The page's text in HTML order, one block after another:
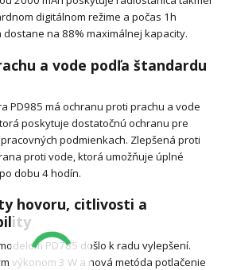
digitálnom režime a počas 1h
na 88% maximálnej kapacity.
a vode podľa štandardu
PD985 má ochranu proti prachu a vode
poskytuje dostatočnú ochranu pre
podmienkach. Zlepšená proti
proti vode, ktorá umožňuje úplné
dobu 4 hodín.
hovoru, citlivosti a
PD785 došlo k radu vylepšení.
výkonom 3 W a nová metóda potlačenie